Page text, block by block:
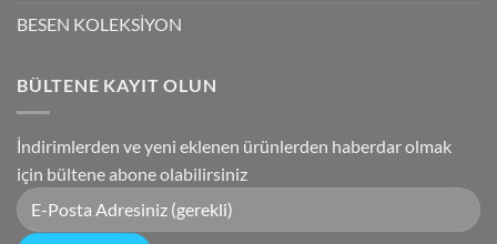
BESEN KOLEKSİYON
BÜLTENE KAYIT OLUN
İndirimlerden ve yeni eklenen ürünlerden haberdar olmak
için bültene abone olabilirsiniz